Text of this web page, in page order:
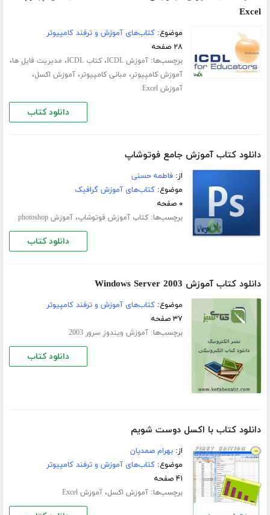
Excel
موضوع:کتاب‌های آموزش و ترفند کامپیوتر
۲۸ صفحه
برچسب‌ها:آموزش ICDL ،کتاب ICDL ، مدیریت فایل ها،
آموزش کامپیوتر، مبانی کامپیوتر،آموزش اکسل،
آموزش Excel
دانلود کتاب
دانلود کتاب آموزش جامع فوتوشاپ
از:فاطمه حسنی
موضوع:کتاب‌های آموزش گرافیک
۰ صفحه
برچسب‌ها:کتاب آموزش فوتوشاپ،آموزش photoshop
دانلود کتاب
دانلود کتاب آموزش Windows Server 2003
موضوع:کتاب‌های آموزش و ترفند کامپیوتر
۳۷ صفحه
برچسب‌ها:آموزش ویندوز سرور 2003
دانلود کتاب
دانلود کتاب با اکسل دوست شویم
از:بهرام صمدیان
موضوع:کتاب‌های آموزش و ترفند کامپیوتر
۴۱ صفحه
برچسب‌ها:آموزش اکسل،آموزش Excel